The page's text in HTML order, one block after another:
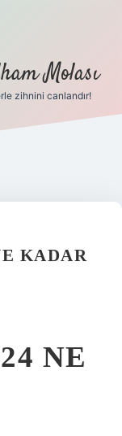
Molası
zihnini canlandır!
KADAR
NE